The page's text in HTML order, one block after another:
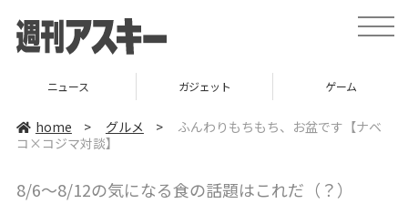
t
o
v
ニュース ガジェット ゲーム
home > グルメ >
ふんわりもちもち、お盆です【ナベ
コ×コジマ対談】
8/6〜8/12の気になる食の話題はこれだ（？）